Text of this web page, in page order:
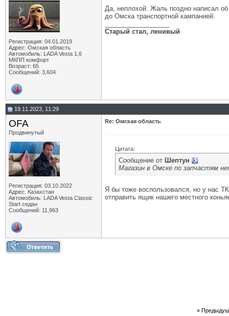
Регистрация: 04.01.2019
Адрес: Омская область
Автомобиль: LADA Vesta 1,6
МКПП комфорт
Возраст: 65
Сообщений: 3,604
Да, неплохой. Жаль поздно написал
до Омска транспортной кампанией.
Старый стал, ленивый
19.11.2023, 11:29
OFA
Продвинутый
Регистрация: 03.10.2022
Адрес: Казахстан
Автомобиль: LADA Vesta Classic
Start седан
Сообщений: 11,963
Re: Омская область
Цитата:
Сообщение от Шептун
Магазин в Омске по запчастям
Я бы тоже воспользовался, но у нас
отправить ящик нашего местного
«